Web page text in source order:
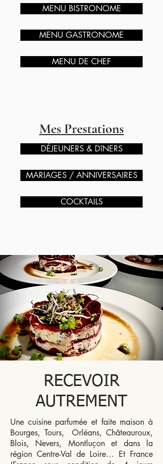
MENU BISTRONOME
MENU GASTRONOME
MENU DE CHEF
Mes Prestations
DÉJEUNERS & DîNERS
MARIAGES / ANNIVERSAIRES
COCKTAILS
RECEVOIR
AUTREMENT
Une cuisine parfumée et faite maison à
Bourges, Tours, Orléans, Châteauroux,
Blois, Nevers, Montluçon et dans la
région Centre-Val de Loire… Et France